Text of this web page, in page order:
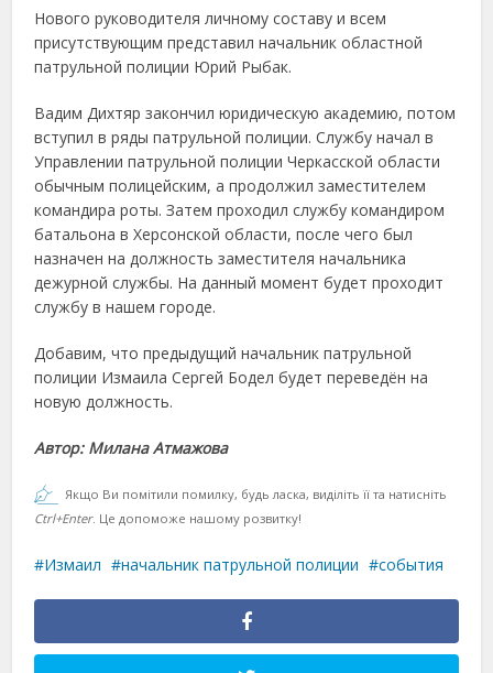
Нового руководителя личному составу и всем
присутствующим представил начальник областной
патрульной полиции Юрий Рыбак.
Вадим Дихтяр закончил юридическую академию, потом
вступил в ряды патрульной полиции. Службу начал в
Управлении патрульной полиции Черкасской области
обычным полицейским, а продолжил заместителем
командира роты. Затем проходил службу командиром
батальона в Херсонской области, после чего был
назначен на должность заместителя начальника
дежурной службы. На данный момент будет проходит
службу в нашем городе.
Добавим, что предыдущий начальник патрульной
полиции Измаила Сергей Бодел будет переведён на
новую должность.
Автор: Милана Атмажова
Якщо Ви помітили помилку, будь ласка, виділіть її та натисніть
Ctrl+Enter. Це допоможе нашому розвитку!
Измаил начальник патрульной полиции события